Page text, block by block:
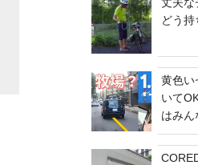
どう
黄色い
いて
はみん